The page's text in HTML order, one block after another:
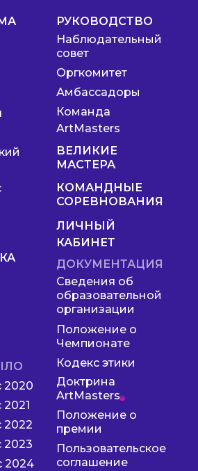
РУКОВОДСТВО
КОМАНДНЫЕ
СОРЕВНОВАНИЯ
ВЕЛИКИЕ
МАСТЕРА
Наблюдательный
совет
Амбассадоры
Команда
ArtMasters
ЛИЧНЫЙ
КАБИНЕТ
2020
2022
2023
2024
Оргкомитет
ДОКУМЕНТАЦИЯ
Сведения об
образовательной
организации
Положение о
Чемпионате
Кодекс этики
Доктрина
ArtMasters
Положение о
премии
Пользовательское
соглашение